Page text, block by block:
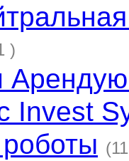
)
Invest